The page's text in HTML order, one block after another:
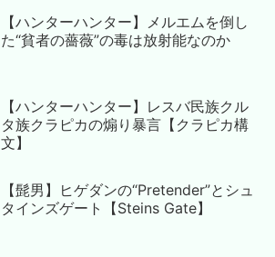
【ハンターハンター】メルエムを倒し
た“貧者の薔薇”の毒は放射能なのか
【ハンターハンター】レスバ民族クル
タ族クラピカの煽り暴言【クラピカ構
文】
【髭男】ヒゲダンの“Pretender”とシュ
タインズゲート【Steins Gate】